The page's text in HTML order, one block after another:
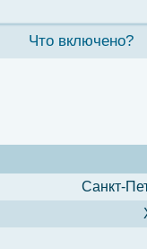
Что включено?
Санкт-